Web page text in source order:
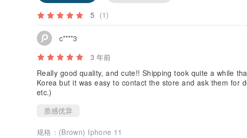
5 (1)
c****3
3 年前
Really good quality, and cute!! Shipping took quite a while
Korea but it was easy to contact the store and ask them for
etc.)
质感优异
规格： (Brown) Iphone 11